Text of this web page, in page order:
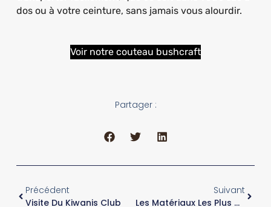
dos ou à votre ceinture, sans jamais vous alourdir.
Voir notre couteau bushcraft
Partager :
Précédent
Visite Du Kiwanis Club
Suivant
Les Matériaux Les Plus Utilisés Pour Les Couteaux De Table Artisanaux